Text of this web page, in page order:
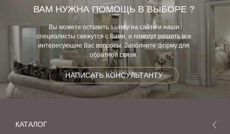
ВАМ НУЖНА ПОМОЩЬ В ВЫБОРЕ ?
Вы можете оставить заявку на сайте и наши
специалисты свяжутся с Вами, и помогут решить все
интересующие Вас вопросы. Заполните форму для
обратной связи.
НАПИСАТЬ КОНСУЛЬТАНТУ
КАТАЛОГ